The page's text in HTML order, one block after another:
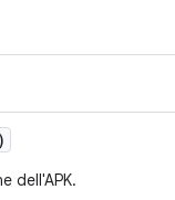
dell'APK.